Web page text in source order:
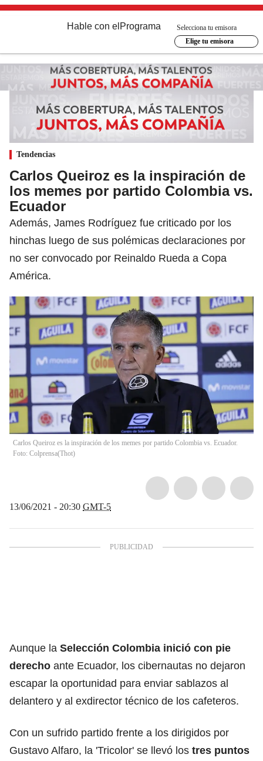
Hable con el Programa
Selecciona tu emisora
Elige tu emisora
Tendencias
Carlos Queiroz es la inspiración de
los memes por partido Colombia vs.
Ecuador
Además, James Rodríguez fue criticado por los
hinchas luego de sus polémicas declaraciones por
no ser convocado por Reinaldo Rueda a Copa
América.
Carlos Queiroz es la inspiración de los memes por partido Colombia vs. Ecuador.
Foto: Colprensa(Thot)
13/06/2021 - 20:30 GMT-5
Aunque la Selección Colombia inició con pie
derecho ante Ecuador, los cibernautas no dejaron
escapar la oportunidad para enviar sablazos al
delantero y al exdirector técnico de los cafeteros.
Con un sufrido partido frente a los dirigidos por
Gustavo Alfaro, la 'Tricolor' se llevó los tres puntos